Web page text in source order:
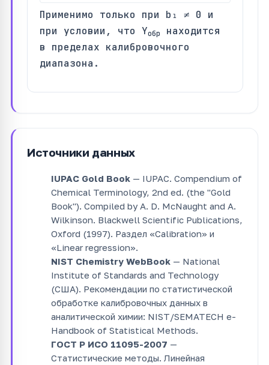
Применимо только при b₁ ≠ 0 и
при условии, что Yобр
находится
в пределах калибровочного
диапазона.
Источники данных
IUPAC Gold Book — IUPAC. Compendium of
Chemical Terminology, 2nd ed. (the "Gold
Book"). Compiled by A. D. McNaught and A.
Wilkinson. Blackwell Scientific Publications,
Oxford (1997). Раздел «Calibration» и
«Linear regression».
NIST Chemistry WebBook — National
Institute of Standards and Technology
(США). Рекомендации по статистической
обработке калибровочных данных в
аналитической химии: NIST/SEMATECH e-
Handbook of Statistical Methods.
ГОСТ Р ИСО 11095-2007 —
Статистические методы. Линейная